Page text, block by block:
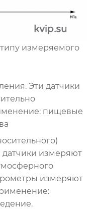
измеряемого
Эти датчики
пищевые
измеряют
измеряют